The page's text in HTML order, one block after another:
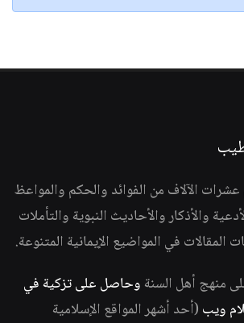
الآلاف من الفوائد والحكم والمواعظ
والأذكار والأحاديث النبوية والتأملات
المقالات في المواضيع الإيمانية المتنوعة.
منهج أهل السنة وحاصل على تزكية في
ويب (أحد أشهر المواقع الإسلامية